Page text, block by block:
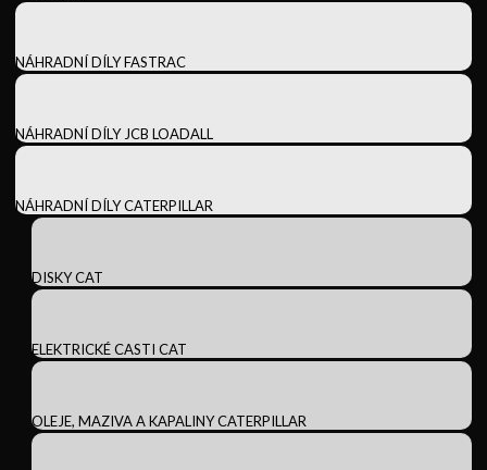
NÁHRADNÍ DÍLY FASTRAC
NÁHRADNÍ DÍLY JCB LOADALL
NÁHRADNÍ DÍLY CATERPILLAR
DISKY CAT
ELEKTRICKÉ CASTI CAT
OLEJE, MAZIVA A KAPALINY CATERPILLAR